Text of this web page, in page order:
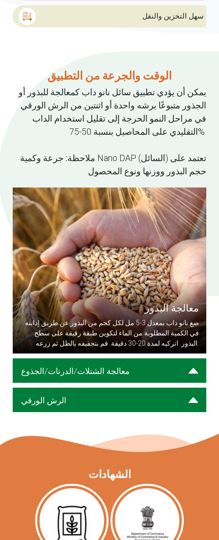
سهل التخزين والنقل
الوقت والجرعة من التطبيق
يمكن أن يؤدي تطبيق سائل نانو داب كمعالجة للبذور أو
الجذور متبوعًا برشه واحدة أو اثنتين من الرش الورقي
في مراحل النمو الحرجة إلى تقليل استخدام الداب
التقليدي على المحاصيل بنسبة 50-75%.
ملاحظة: جرعة وكمية
Nano DAP (السائل) تعتمد على
حجم البذور ووزنها ونوع المحصول
معالجة البذور
ضع نانو داب بمعدل 3-5 مل لكل كجم من البذور عن طريق إذابته
في الكمية المطلوبة من الماء لتكوين طبقة رقيقة على سطح
معالجة الشتلات/الدرنات/الجذوع
الرش الورقي
الشهادات